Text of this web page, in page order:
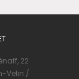
22
Velin /